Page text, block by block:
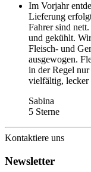
Im Vorjahr
Lieferung
Fahrer sind
und gekühlt.
Fleisch- und
ausgewogen.
in der Regel
vielfältig, lecker
Sabina
5 Sterne
Kontaktiere uns
Newsletter